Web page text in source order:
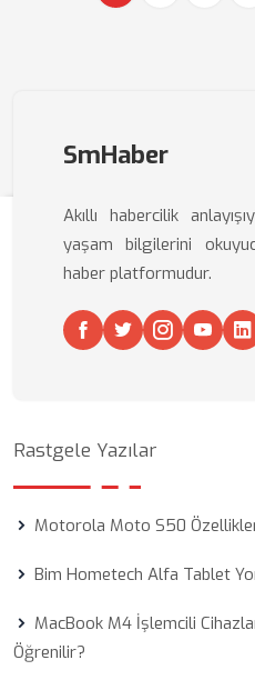
SmHaber
Akıllı habercilik
yaşam bilgilerini
haber platformudur.
Rastgele Yazılar
Motorola Moto S50
Bim Hometech Alfa Tablet
MacBook M4 İşlemcili
Öğrenilir?